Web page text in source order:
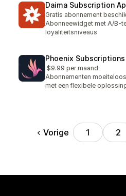
Daima Subscription
Gratis abonnement
Abonneewidget met A/B-
loyaliteitsniveaus
Phoenix Subscriptions
$9.99 per maand
Abonnementen
met een flexibele
Vorige 1 2